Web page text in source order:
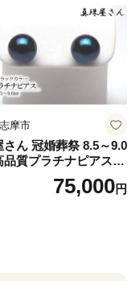
摩市
さん 冠婚葬祭 8.5～9.0
品質プラチナピアス P
摩産アコヤ真珠 ブラ
ール 黒真珠75,000円